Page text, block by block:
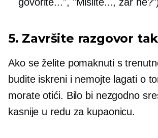
5. Završite razgovor
Ako se želite pomaknuti s
budite iskreni i nemojte lagati o
morate otići. Bilo bi nezgodno
kasnije u redu za kupaonicu.